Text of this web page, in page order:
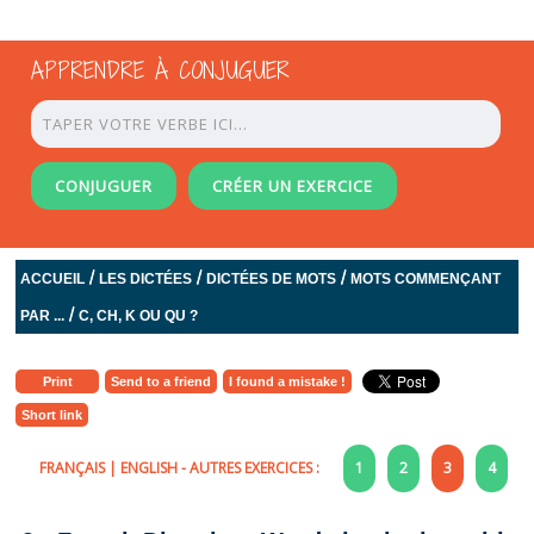
APPRENDRE À CONJUGUER
CONJUGUER CRÉER UN EXERCICE
ACCUEIL /LES DICTÉES /DICTÉES DE MOTS /MOTS COMMENÇANT
PAR ... /C, CH, K OU QU ?
Print Send to a friend I found a mistake !
Short link
FRANÇAIS| ENGLISH- AUTRES EXERCICES : 1 2 3 4